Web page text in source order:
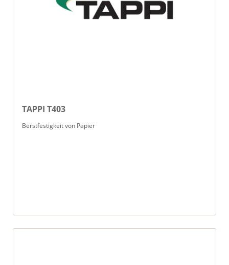
TAPPI T403
Berstfestigkeit von Papier